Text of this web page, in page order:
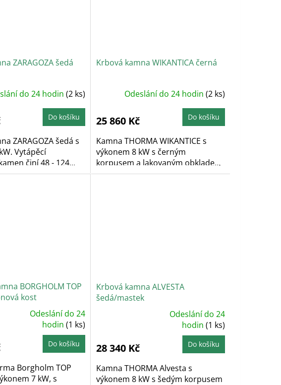
ZARAGOZA šedá
do 24 hodin (2 ks)
Do košíku
ZARAGOZA šedá s
Vytápěcí
činí 48 - 124...
Krbová kamna WIKANTICA černá
Odeslání do 24 hodin (2 ks)
25 860 Kč Do košíku
Kamna THORMA WIKANTICE s
výkonem 8 kW s černým
korpusem a lakovaným obkladem.
Horní...
BORGHOLM TOP
kost
Odeslání do 24
hodin(1 ks)
Do košíku
Borgholm TOP
7 kW, s
Krbová kamna ALVESTA
šedá/mastek
5,0
z
5
Odeslání do 24
hodin (1 ks)
28 340 Kč Do košíku
Kamna THORMA Alvesta s
výkonem 8 kW s šedým korpusem